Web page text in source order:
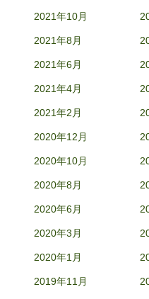
2021年10月
2021年8月
2021年6月
2021年4月
2021年2月
2020年12月
2020年10月
2020年8月
2020年6月
2020年3月
2020年1月
2019年11月